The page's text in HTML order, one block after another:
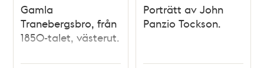
Gamla
Tranebergsbro, från
1850-talet, västerut.
Porträtt av John
Panzio Tockson.